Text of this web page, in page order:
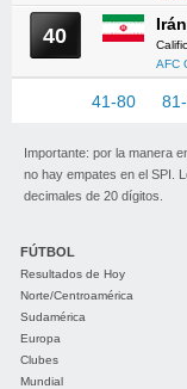
40 Irán
AFC
41-80
Importante: por la manera
no hay empates en el SPI.
decimales de 20 dígitos.
FÚTBOL
Resultados de Hoy
Norte/Centroamérica
Sudamérica
Europa
Clubes
Mundial